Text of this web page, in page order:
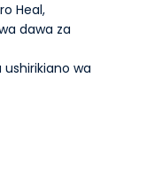
Heal,
dawa za
wa